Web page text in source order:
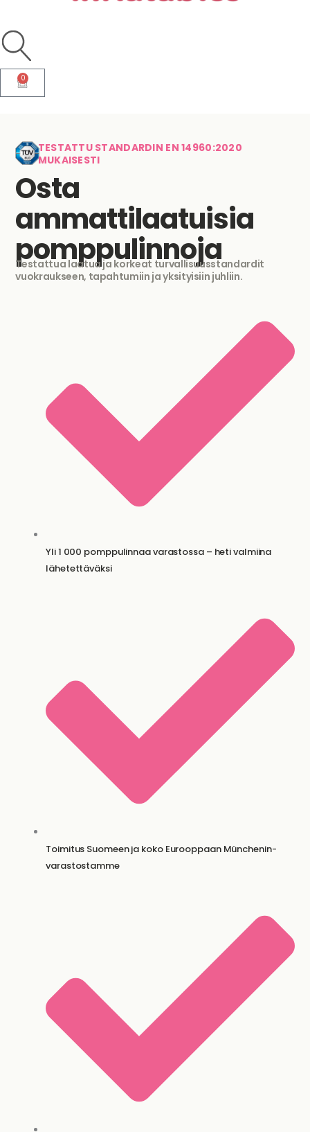
0
Cart
TESTATTU STANDARDIN EN 14960:2020
MUKAISESTI
Osta
ammattilaatuisia
pomppulinnoja
Testattua laatua ja korkeat turvallisuusstandardit
vuokraukseen, tapahtumiin ja yksityisiin juhliin.
Yli 1 000 pomppulinnaa varastossa – heti valmiina
lähetettäväksi
Toimitus Suomeen ja koko Eurooppaan Münchenin-
varastostamme